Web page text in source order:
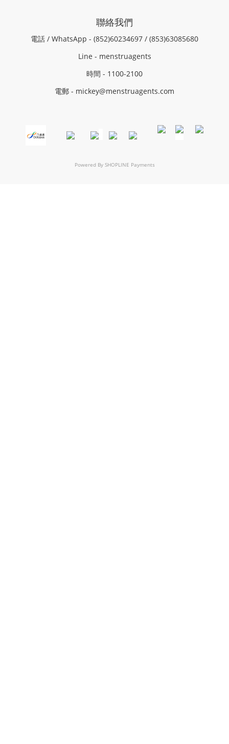
聯絡我們
電話 / WhatsApp - (852)60234697 / (853)63085680
Line - menstruagents
時間 - 1100-2100
電郵 - mickey@menstruagents.com
Powered By SHOPLINE Payments